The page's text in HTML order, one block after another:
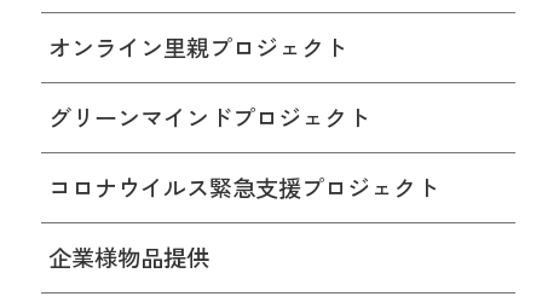
オンライン里親プロジェクト
グリーンマインドプロジェクト
コロナウイルス緊急支援プロジェクト
企業様物品提供